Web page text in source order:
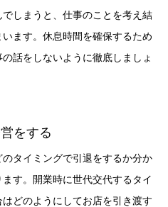
しまうと、仕事のことを考え結
ます。休息時間を確保するため
話をしないように徹底しましょ
をする
タイミングで引退をするか分か
す。開業時に世代交代するタイ
どのようにしてお店を引き渡す